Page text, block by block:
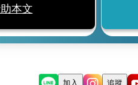
本文
加入 追蹤